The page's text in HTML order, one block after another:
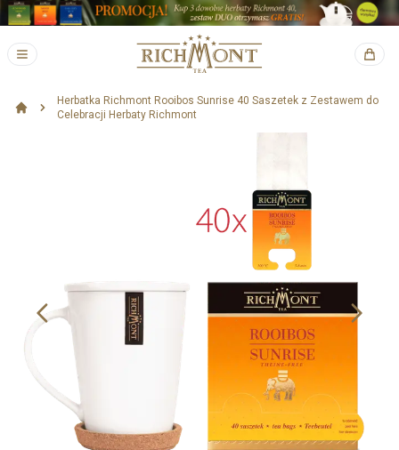
Herbatka Richmont Rooibos Sunrise 40 Saszetek z Zestawem do
Celebracji Herbaty Richmont